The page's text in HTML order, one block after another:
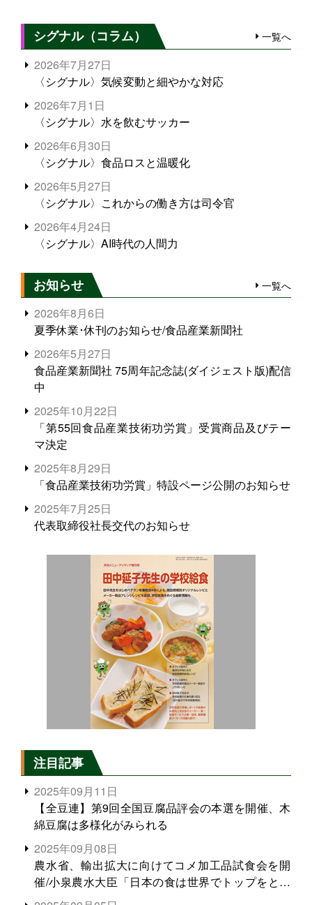
シグナル（コラム） 一覧へ
2026年7月27日
〈シグナル〉気候変動と細やかな対応
2026年7月1日
〈シグナル〉水を飲むサッカー
2026年6月30日
〈シグナル〉食品ロスと温暖化
2026年5月27日
〈シグナル〉これからの働き方は司令官
2026年4月24日
〈シグナル〉AI時代の人間力
お知らせ 一覧へ
2026年8月6日
夏季休業･休刊のお知らせ/食品産業新聞社
2026年5月27日
食品産業新聞社 75周年記念誌(ダイジェスト版)配信
中
2025年10月22日
「第55回食品産業技術功労賞」受賞商品及びテー
マ決定
2025年8月29日
「食品産業技術功労賞」特設ページ公開のお知らせ
2025年7月25日
代表取締役社長交代のお知らせ
注目記事
2025年09月11日
【全豆連】第9回全国豆腐品評会の本選を開催、木
綿豆腐は多様化がみられる
2025年09月08日
農水省、輸出拡大に向けてコメ加工品試食会を開
催/小泉農水大臣「日本の食は世界でトップをとれ
る。米増産に向けて、米輸出需要の拡大を」